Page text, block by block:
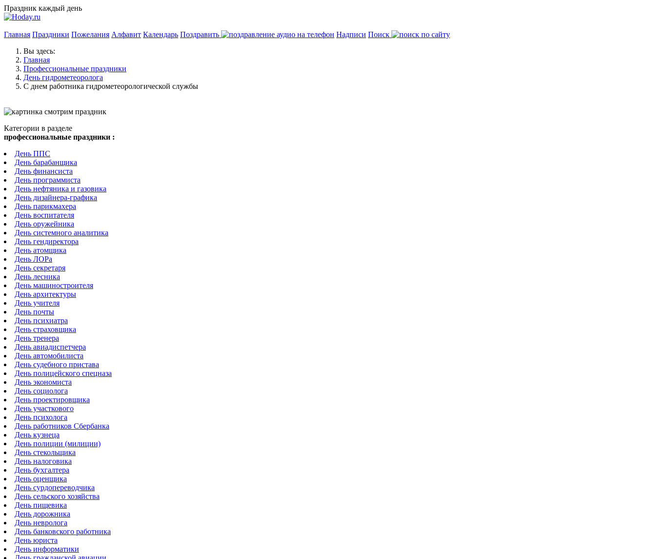
Праздник каждый день
Главная Праздники Пожелания Алфавит Календарь Поздравить Надписи Поиск
Вы здесь:
Главная
Профессиональные праздники
День гидрометеоролога
С днем работника гидрометеорологической службы
Категории в разделе
профессиональные праздники :
День ППС
День барабанщика
День финансиста
День программиста
День нефтяника и газовика
День дизайнера-графика
День парикмахера
День воспитателя
День оружейника
День системного аналитика
День гендиректора
День атомщика
День ЛОРа
День секретаря
День лесника
День машиностроителя
День архитектуры
День учителя
День почты
День психиатра
День страховщика
День тренера
День авиадиспетчера
День автомобилиста
День судебного пристава
День полицейского спецназа
День экономиста
День социолога
День проектировщика
День участкового
День психолога
День работников Сбербанка
День кузнеца
День полиции (милиции)
День стекольщика
День налоговика
День бухгалтера
День оценщика
День сурдопереводчика
День сельского хозяйства
День пищевика
День дорожника
День невролога
День банковского работника
День юриста
День информатики